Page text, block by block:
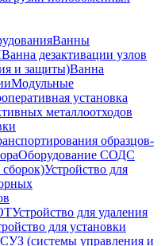
Ванны
Ванна дезактивации узлов
и защиты)Ванна
Модульные
установка
металлоотходов
образцов-
Оборудование СОДС
Устройство для
Устройство для удаления
для установки
(системы управления и